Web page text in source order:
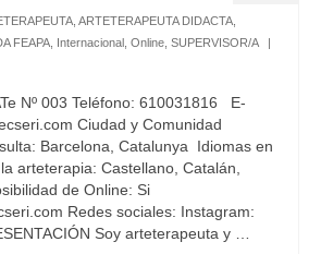
ARTETERAPEUTA DIDACTA
FEAPA Internacional Online SUPERVISOR/A
|
Nº 003 Teléfono: 610031816 E-
Ciudad y Comunidad
Barcelona, Catalunya Idiomas en
arteterapia: Castellano, Catalán,
de Online: Si
Redes sociales: Instagram:
Soy arteterapeuta y …